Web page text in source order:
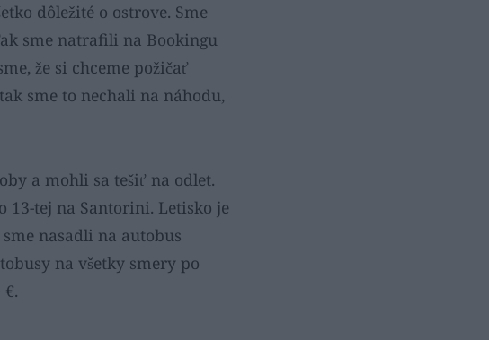
dôležité o ostrove. Sme
sme natrafili na Bookingu
že si chceme požičať
sme to nechali na náhodu,
a mohli sa tešiť na odlet.
13-tej na Santorini. Letisko je
nasadli na autobus
na všetky smery po